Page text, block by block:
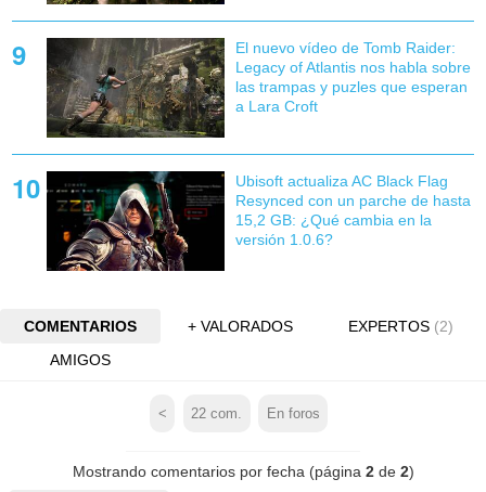
El nuevo vídeo de Tomb Raider:
Legacy of Atlantis nos habla sobre
las trampas y puzles que esperan
a Lara Croft
Ubisoft actualiza AC Black Flag
Resynced con un parche de hasta
15,2 GB: ¿Qué cambia en la
versión 1.0.6?
COMENTARIOS + VALORADOS EXPERTOS (2)
AMIGOS
< 22 com. En foros
Mostrando comentarios por fecha (página 2de 2)